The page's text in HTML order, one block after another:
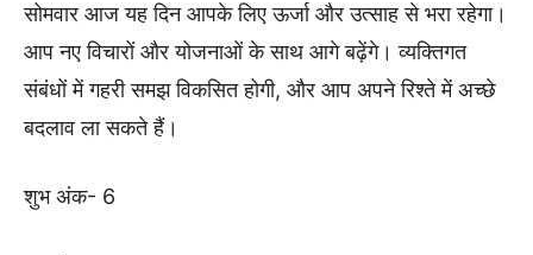
सोमवार आज यह दिन आपके लिए ऊर्जा और उत्साह से भरा रहेगा।
आप नए विचारों और योजनाओं के साथ आगे बढ़ेंगे। व्यक्तिगत
संबंधों में गहरी समझ विकसित होगी, और आप अपने रिश्ते में अच्छे
बदलाव ला सकते हैं।
शुभ अंक- 6